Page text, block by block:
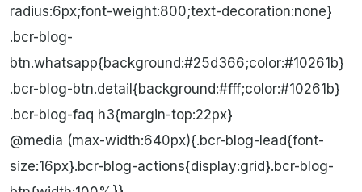
radius:6px;font-weight:800;text-decoration:none}
.bcr-blog-
btn.whatsapp{background:#25d366;color:#10261b}
.bcr-blog-btn.detail{background:#fff;color:#10261b}
.bcr-blog-faq h3{margin-top:22px}
@media (max-width:640px){.bcr-blog-lead{font-
size:16px}.bcr-blog-actions{display:grid}.bcr-blog-